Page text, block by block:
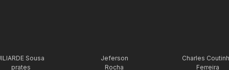
Sousa
prates
Jeferson
Rocha
Charles
Ferreira